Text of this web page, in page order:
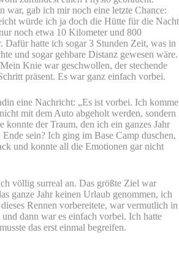
war, gab ich mir noch eine letzte Chance:
würde ich ja doch die Hütte für die Nacht
noch etwa 10 Kilometer und 800
Dafür hatte ich sogar 3 Stunden Zeit, was in
und sogar gehbare Distanz gewesen wäre.
Knie war geschwollen, der stechende
präsent. Es war ganz einfach vorbei.
eine Nachricht: „Es ist vorbei. Ich komme
mit dem Auto abgeholt werden, sondern
konnte der Traum, den ich ein ganzes Jahr
sein? Ich ging im Base Camp duschen,
und konnte all die Emotionen gar nicht
völlig surreal an. Das größte Ziel war
ganze Jahr keinen Urlaub genommen, ich
Rennen vorbereitete, war vermutlich in
dann war es einfach vorbei. Ich hatte
das erst einmal begreifen.